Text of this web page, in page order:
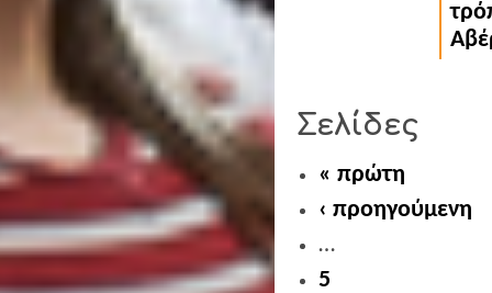
Σελίδες
« πρώτη
‹ προηγούμενη
…
5